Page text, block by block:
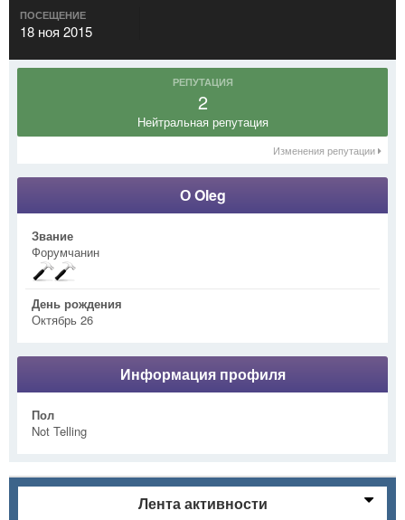
ПОСЕЩЕНИЕ
18 ноя 2015
РЕПУТАЦИЯ
2
Нейтральная репутация
Изменения репутации
О Oleg
Звание
Форумчанин
День рождения
Октябрь 26
Информация профиля
Пол
Not Telling
Лента активности